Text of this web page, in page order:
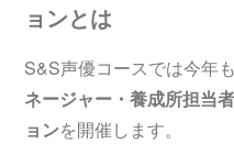
ョンとは
S&S声優コースでは今年
ネージャー・養成所担当
ョンを開催します。